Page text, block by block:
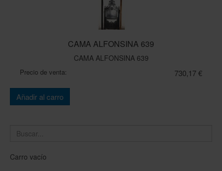
CAMA ALFONSINA 639
CAMA ALFONSINA 639
Precio de venta: 730,17 €
Cantidad:
Añadir al carro
Carro vacío